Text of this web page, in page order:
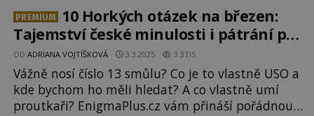
PREMIUM
10 Horkých otázek na březen:
Tajemství české minulosti i pátrání po
UFO
ODADRIANA VOJTÍŠKOVÁ 3.3.2025 3.3TIS
Vážně nosí číslo 13 smůlu? Co je to vlastně USO a
kde bychom ho měli hledat? A co vlastně umí
proutkaři? EnigmaPlus.cz vám přináší pořádnou